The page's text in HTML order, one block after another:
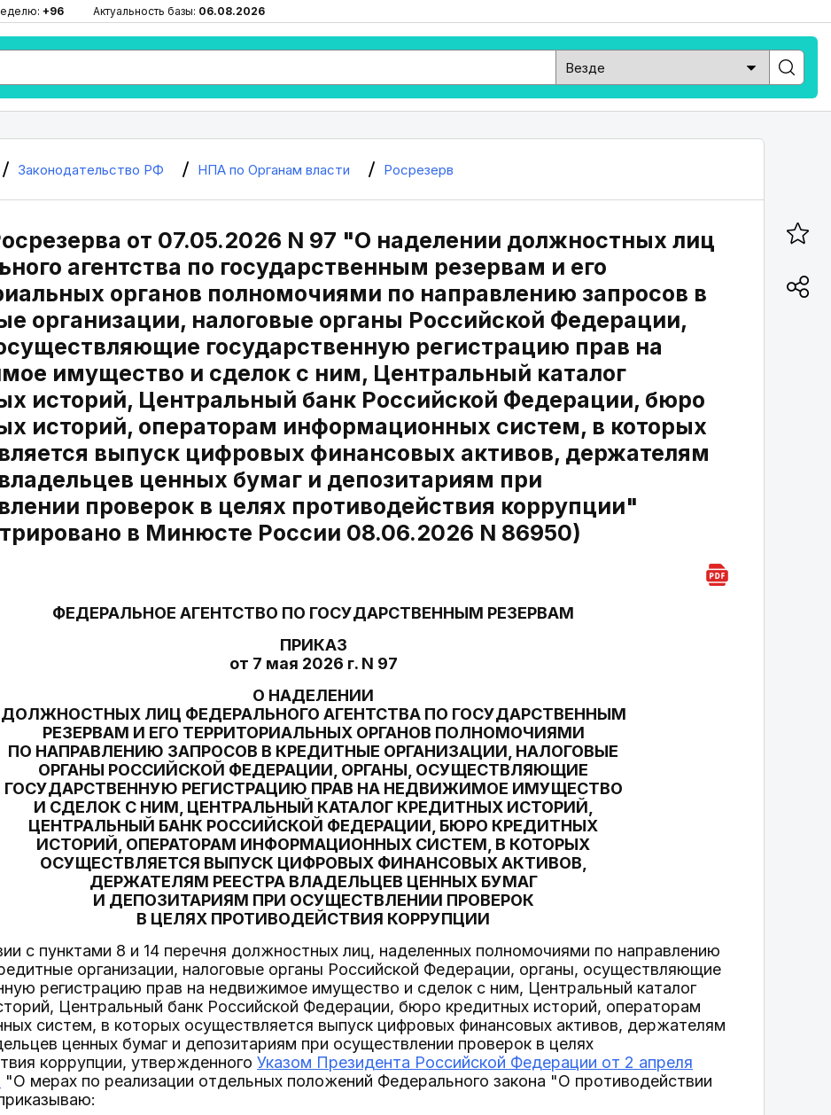
+96 Актуальность базы: 06.08.2026
Законодательство РФ НПА по Органам власти Росрезерв
от 07.05.2026 N 97 "О наделении должностных лиц
агентства по государственным резервам и его
органов полномочиями по направлению запросов в
организации, налоговые органы Российской Федерации,
государственную регистрацию прав на
имущество и сделок с ним, Центральный каталог
историй, Центральный банк Российской Федерации, бюро
историй, операторам информационных систем, в которых
выпуск цифровых финансовых активов, держателям
ценных бумаг и депозитариям при
проверок в целях противодействия коррупции"
в Минюсте России 08.06.2026 N 86950)
ФЕДЕРАЛЬНОЕ АГЕНТСТВО ПО ГОСУДАРСТВЕННЫМ РЕЗЕРВАМ
ПРИКАЗ
от 7 мая 2026 г. N 97
О НАДЕЛЕНИИ
ДОЛЖНОСТНЫХ ЛИЦ ФЕДЕРАЛЬНОГО АГЕНТСТВА ПО ГОСУДАРСТВЕННЫМ
РЕЗЕРВАМ И ЕГО ТЕРРИТОРИАЛЬНЫХ ОРГАНОВ ПОЛНОМОЧИЯМИ
ПО НАПРАВЛЕНИЮ ЗАПРОСОВ В КРЕДИТНЫЕ ОРГАНИЗАЦИИ, НАЛОГОВЫЕ
ОРГАНЫ РОССИЙСКОЙ ФЕДЕРАЦИИ, ОРГАНЫ, ОСУЩЕСТВЛЯЮЩИЕ
ГОСУДАРСТВЕННУЮ РЕГИСТРАЦИЮ ПРАВ НА НЕДВИЖИМОЕ ИМУЩЕСТВО
И СДЕЛОК С НИМ, ЦЕНТРАЛЬНЫЙ КАТАЛОГ КРЕДИТНЫХ ИСТОРИЙ,
ЦЕНТРАЛЬНЫЙ БАНК РОССИЙСКОЙ ФЕДЕРАЦИИ, БЮРО КРЕДИТНЫХ
ИСТОРИЙ, ОПЕРАТОРАМ ИНФОРМАЦИОННЫХ СИСТЕМ, В КОТОРЫХ
ОСУЩЕСТВЛЯЕТСЯ ВЫПУСК ЦИФРОВЫХ ФИНАНСОВЫХ АКТИВОВ,
ДЕРЖАТЕЛЯМ РЕЕСТРА ВЛАДЕЛЬЦЕВ ЦЕННЫХ БУМАГ
И ДЕПОЗИТАРИЯМ ПРИ ОСУЩЕСТВЛЕНИИ ПРОВЕРОК
В ЦЕЛЯХ ПРОТИВОДЕЙСТВИЯ КОРРУПЦИИ
с пунктами 8 и 14 перечня должностных лиц, наделенных полномочиями по направлению
организации, налоговые органы Российской Федерации, органы, осуществляющие
регистрацию прав на недвижимое имущество и сделок с ним, Центральный каталог
Центральный банк Российской Федерации, бюро кредитных историй, операторам
систем, в которых осуществляется выпуск цифровых финансовых активов, держателям
ценных бумаг и депозитариям при осуществлении проверок в целях
коррупции, утвержденного Указом Президента Российской Федерации от 2 апреля
"О мерах по реализации отдельных положений Федерального закона "О противодействии